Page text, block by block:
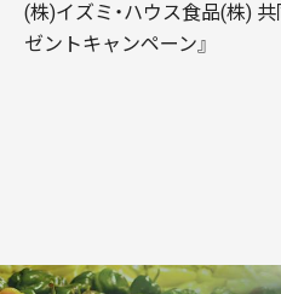
(株)イズミ・ハウス食品(株)
ゼントキャンペーン』